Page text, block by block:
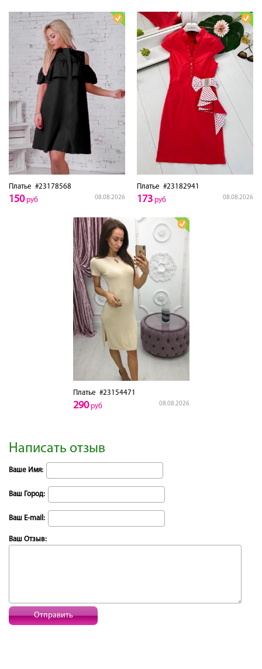
Платье #23178568
08.08.2026
150руб
Платье #23182941
08.08.2026
173 руб
Платье #23154471
08.08.2026
290руб
Написать отзыв
Ваше Имя:
Ваш Город:
Ваш E-mail:
Ваш Отзыв:
Отправить